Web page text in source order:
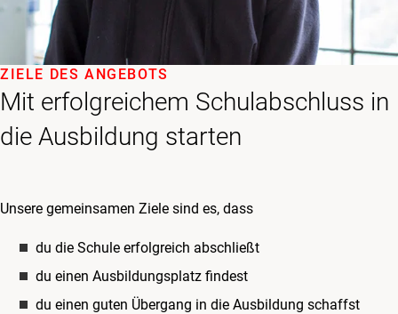
Mit erfolgreichem Schulabschluss in
die Ausbildung starten
ZIELE DES ANGEBOTS
Unsere gemeinsamen Ziele sind es, dass
du die Schule erfolgreich abschließt
du einen Ausbildungsplatz findest
du einen guten Übergang in die Ausbildung schaffst